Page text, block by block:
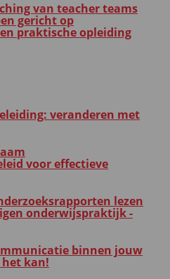
van teacher teams
gericht op
praktische opleiding
veranderen met
voor effectieve
lezen
onderwijspraktijk -
binnen jouw
het kan!